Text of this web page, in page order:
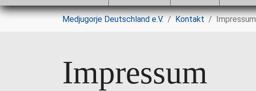
Zum Hauptinhalt springen
Sie sind hier:
Medjugorje Deutschland e.V. Kontakt Impressum
Impressum